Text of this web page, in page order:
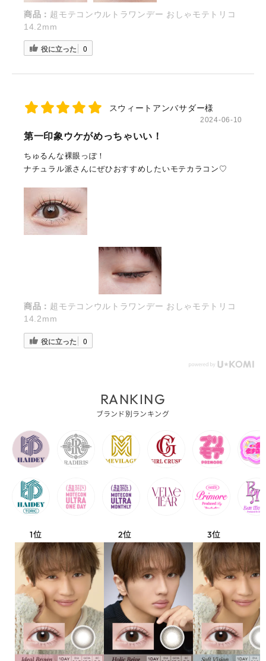
商品： 超モテコンウルトラワンデー おしゃモテトリコ
14.2mm
役に立った 0
スウィートアンバサダー様
2024-06-10
第一印象ウケがめっちゃいい！
ちゅるんな裸眼っぽ！
ナチュラル派さんにぜひおすすめしたいモテカラコン♡
商品： 超モテコンウルトラワンデー おしゃモテトリコ
14.2mm
役に立った 0
RANKING
ブランド別ランキング